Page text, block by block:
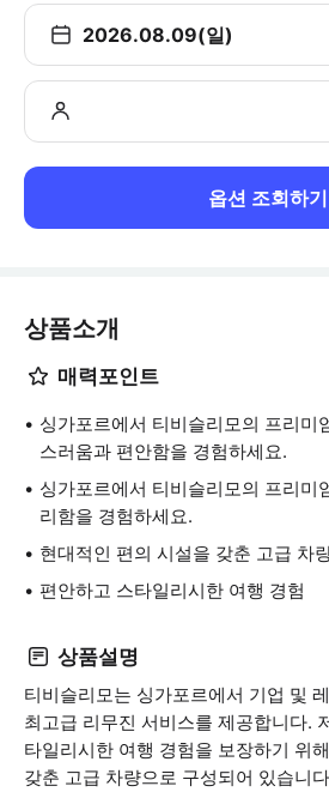
2026.08.09(일)
옵션 조회하기
상품소개
매력포인트
싱가포르에서 티비슬리모의 프리미
스러움과 편안함을 경험하세요.
싱가포르에서 티비슬리모의 프리미
리함을 경험하세요.
현대적인 편의 시설을 갖춘 고급 차
편안하고 스타일리시한 여행 경험
상품설명
티비슬리모는 싱가포르에서 기업 및
최고급 리무진 서비스를 제공합니다.
타일리시한 여행 경험을 보장하기 위
갖춘 고급 차량으로 구성되어 있습니